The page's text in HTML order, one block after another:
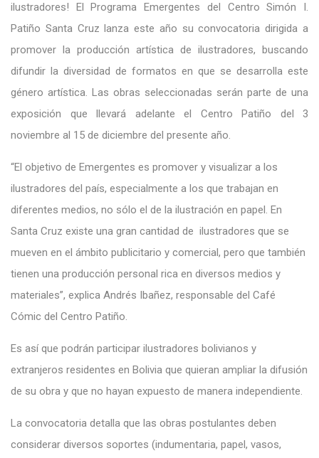
ilustradores! El Programa Emergentes del Centro Simón I.
Patiño Santa Cruz lanza este año su convocatoria dirigida a
promover la producción artística de ilustradores, buscando
difundir la diversidad de formatos en que se desarrolla este
género artística. Las obras seleccionadas serán parte de una
exposición que llevará adelante el Centro Patiño del 3
noviembre al 15 de diciembre del presente año.
“El objetivo de Emergentes es promover y visualizar a los
ilustradores del país, especialmente a los que trabajan en
diferentes medios, no sólo el de la ilustración en papel. En
Santa Cruz existe una gran cantidad de ilustradores que se
mueven en el ámbito publicitario y comercial, pero que también
tienen una producción personal rica en diversos medios y
materiales”, explica Andrés Ibañez, responsable del Café
Cómic del Centro Patiño.
Es así que podrán participar ilustradores bolivianos y
extranjeros residentes en Bolivia que quieran ampliar la difusión
de su obra y que no hayan expuesto de manera independiente.
La convocatoria detalla que las obras postulantes deben
considerar diversos soportes (indumentaria, papel, vasos,